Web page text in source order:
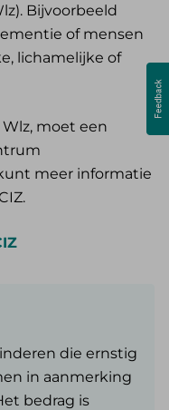
Bijvoorbeeld
of mensen
lichamelijke of
moet een
meer informatie
die ernstig
in aanmerking
bedrag is